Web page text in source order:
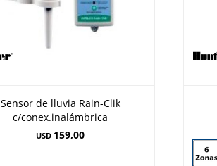
Sensor de lluvia Rain-Clik
c/conex.inalámbrica
USD 159,00